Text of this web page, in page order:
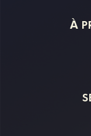
À